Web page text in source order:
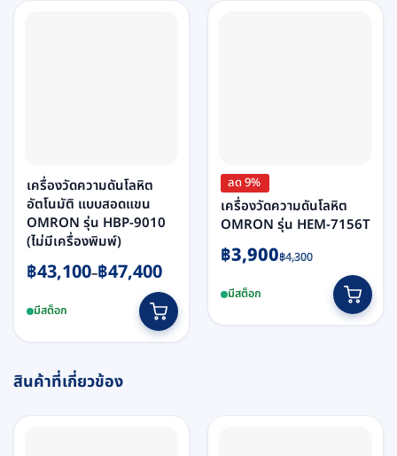
เครื่องวัดความดันโลหิต
อัตโนมัติ แบบสอดแขน
OMRON รุ่น HBP-9010
(ไม่มีเครื่องพิมพ์)
฿43,100–฿47,400
Price
range:
฿43,100
฿47,400
มีสต็อก
product
variants.
options
ลด 9%
เครื่องวัดความดันโลหิต
OMRON รุ่น HEM-7156T
฿4,300
Original
price
was:
฿3,900
Current
price
is:มีสต็อก
สินค้าที่เกี่ยวข้อง